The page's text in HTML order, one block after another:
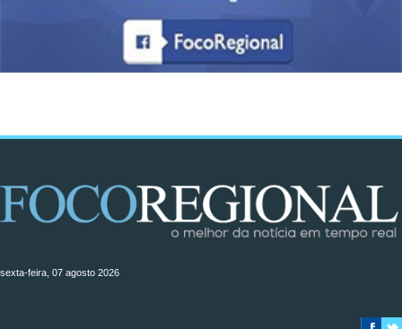
sexta-feira, 07 agosto 2026